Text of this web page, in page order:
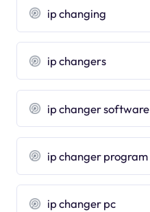
ip changing
ip changers
ip changer software
ip changer program
ip changer pc